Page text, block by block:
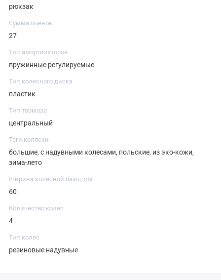
рюкзак
Сумма оценок
27
Тип амортизаторов
пружинные регулируемые
Тип колесного диска
пластик
Тип тормоза
центральный
Тэги коляски
большие, с надувными колесами, польские, из эко-кожи,
зима-лето
Ширина колесной базы, см
60
Количество колес
4
Тип колес
резиновые надувные